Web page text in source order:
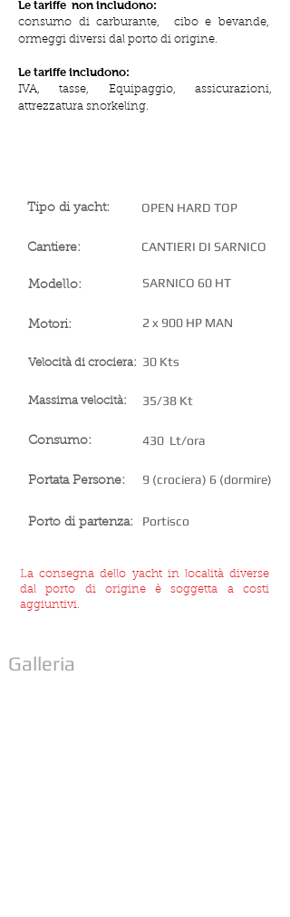
Le tariffe non includono:
consumo di carburante,
cibo e bevande,
ormeggi diversi dal porto di origine.
Le tariffe includono:
IVA, tasse, Equipaggio, assicurazioni,
attrezzatura snorkeling.
Tipo di yacht: OPEN HARD TOP
Cantiere: CANTIERI DI SARNICO
Modello: SARNICO 60 HT
Motori: 2 x 900 HP MAN
Velocità di crociera: 30 Kts
Massima velocità: 35/38 Kt
Consumo: 430 Lt/ora
Portata Persone: 9 (crociera) 6 (dormire)
Porto di partenza: Portisco
La consegna dello yacht in località diverse
dal porto di origine è soggetta a costi
aggiuntivi.
Galleria